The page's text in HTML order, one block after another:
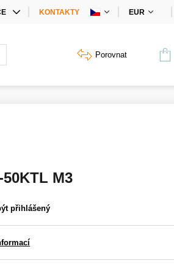
PRODUKTŮ
KONTAKTY EUR
Porovnat
50KTL M3
přihlášený